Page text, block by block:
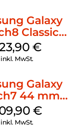
Galaxy
Classic
White€
inkl. MwSt.
Galaxy
44 mm
Green€
inkl. MwSt.